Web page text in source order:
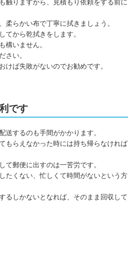
触りますから、見積もり依頼をする前に
らかい布で丁寧に拭きましょう。
てから乾拭きをします。
構いません。
さい。
ば失敗がないのでお勧めです。
です
するのも手間がかかります。
もらえなかった時には持ち帰らなければ
郵便に出すのは一苦労です。
たくない、忙しくて時間がないという方
るしかないとなれば、そのまま回収して